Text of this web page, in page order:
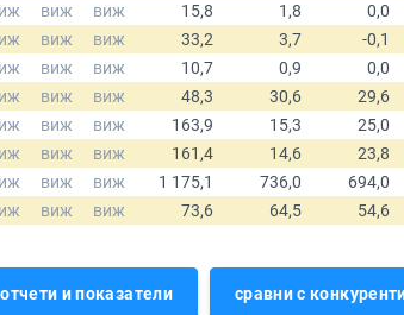
и показатели сравни с